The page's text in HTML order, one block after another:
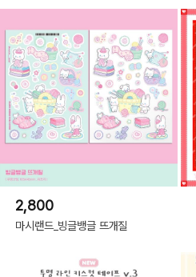
2,800
마시랜드_빙글뱅글 뜨개질